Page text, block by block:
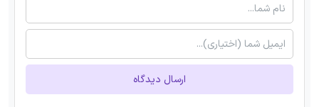
ارسال دیدگاه